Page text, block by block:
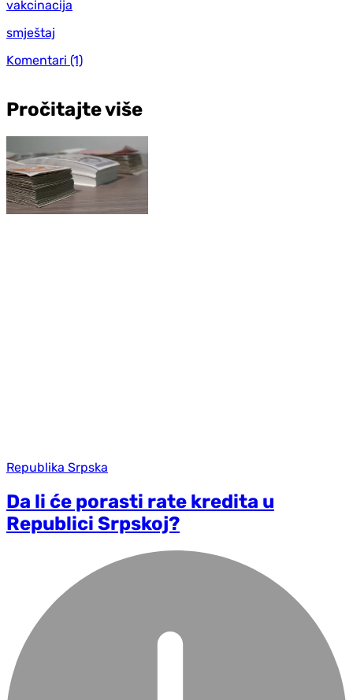
vakcinacija
smještaj
Komentari (1)
Pročitajte više
Republika Srpska
Da li će porasti rate kredita u
Republici Srpskoj?